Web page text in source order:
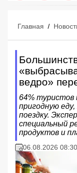
Главная /
ведро»
64%
пригодную
поездку.
специальный
продуктов и
06.08.2026 08:30